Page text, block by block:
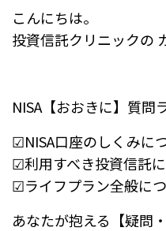
b
o
k
こんにちは。
投資信託クリニックの
NISA【おおきに】質問
☑NISA口座のしくみに
☑利用すべき投資信託
☑ライフプラン全般に
あなたが抱える【疑問